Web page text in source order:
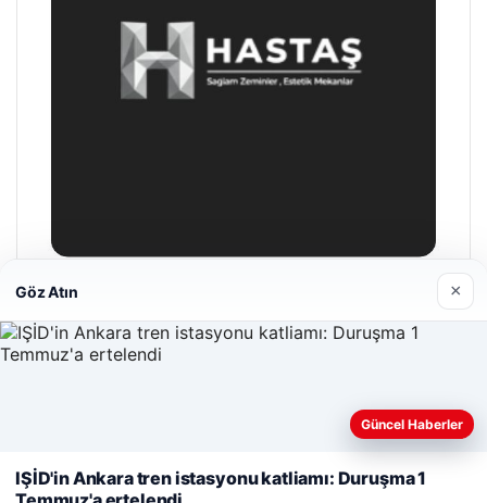
Hastaş Beton
26/05/2026
Web sitemizi nasıl kullandığınızı daha iyi anlayabilmek,
kullanıyoruz.Çerez Politikamız
Göz Atın ×
Güncel Haberler
IŞİD'in Ankara tren istasyonu katliamı: Duruşma 1